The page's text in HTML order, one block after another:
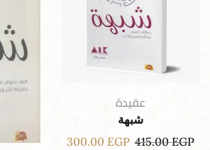
عقيدة
شبهة
415.00EGP
300.00 EGP